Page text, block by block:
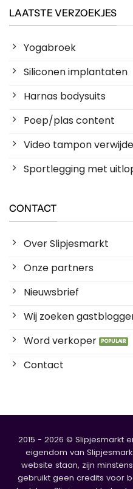
LAATSTE VERZOEKJES
Yogabroek
Siliconen implantaten
Harnas bodysuits
Poep/plas content
Video tampon
Sportlegging met
CONTACT
Over Slipjesmarkt
Onze partners
Nieuwsbrief
Wij zoeken
Word verkoper
Contact
2015 - 2026 © Slipjesmarkt
eigendom van
website staan, zijn
gebruikt geen credits voor